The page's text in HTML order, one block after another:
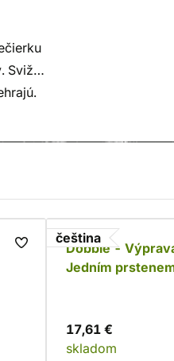
Svižné
čeština
Dobble -
Jedním
17,61 €
skladom